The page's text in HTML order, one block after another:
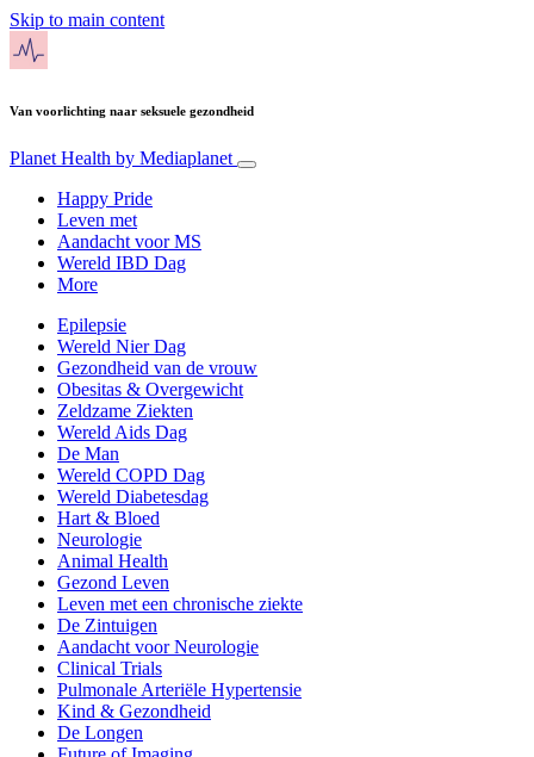
Skip to main content
Van voorlichting naar seksuele gezondheid
Planet Health by Mediaplanet
Happy Pride
Leven met
Aandacht voor MS
Wereld IBD Dag
More
Epilepsie
Wereld Nier Dag
Gezondheid van de vrouw
Obesitas & Overgewicht
Zeldzame Ziekten
Wereld Aids Dag
De Man
Wereld COPD Dag
Wereld Diabetesdag
Hart & Bloed
Neurologie
Animal Health
Gezond Leven
Leven met een chronische ziekte
De Zintuigen
Aandacht voor Neurologie
Clinical Trials
Pulmonale Arteriële Hypertensie
Kind & Gezondheid
De Longen